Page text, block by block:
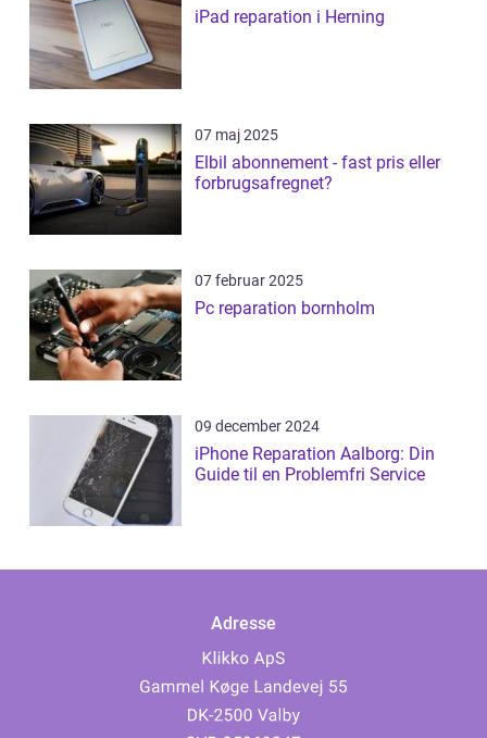
iPad reparation i Herning
07 maj 2025
Elbil abonnement - fast pris eller
forbrugsafregnet?
07 februar 2025
Pc reparation bornholm
09 december 2024
iPhone Reparation Aalborg: Din
Guide til en Problemfri Service
Adresse